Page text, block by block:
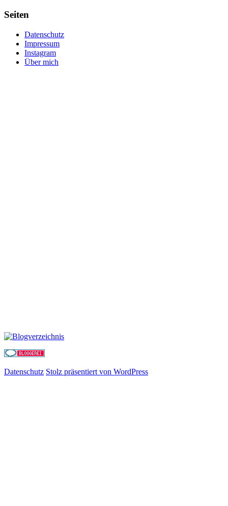
Seiten
Datenschutz
Impressum
Instagram
Über mich
Datenschutz Stolz präsentiert von WordPress